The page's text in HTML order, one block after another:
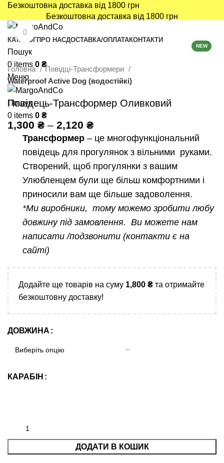
Безкоштовна доставка від 1800 грн
Безкоштовна доставка від 1800 грн
КАТАЛОГПРО НАСДОСТАВКА/ОПЛАТАКОНТАКТИ
Пошук
0 items 0 ₴
Меню
Пошук
0 items 0 ₴
NEW
Головна
Повідці-Трансформери
Waterproof Active Dog (водостійкі)
Повідець-Трансформер Оливковий
1,300 ₴ – 2,120 ₴
Трансформер – це многофункціональний
повідець для прогулянок з вільними руками.
Створений, щоб прогулянки з вашим
Улюбленцем були ще більш комфортними і
приносили вам ще більше задоволення.
*Ми виробники, тому можемо зробити любу
довжину під замовлення. Ви можете нам
написати /подзвонити (контакти є на
сайті)
Додайте ще товарів на суму 1,800 ₴ та отримайте
безкоштовну доставку!
ДОВЖИНА
КАРАБІН
ДОДАТИ В КОШИК
Повідці класичні
Waterproof
Active Dog
(водостійкі)
Нейлон /
Тканинні
Повідці-
Трансформери
Нейлон /
Тканинні
Waterproof Active
Dog (водостійкі)
Анатомічні
шлеї
Monochrome
(однотонні
тканинні)
( з принтами)
Active Dog
Лежанки